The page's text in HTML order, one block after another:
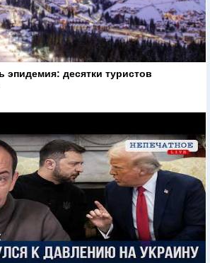
эпидемия: десятки туристов